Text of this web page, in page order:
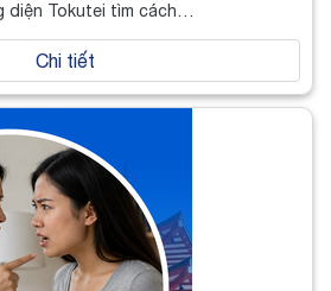
diện Tokutei tìm cách…
Chi tiết